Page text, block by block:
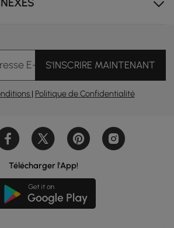
permet d'économiser de
rangement.
E-mailS'INSCRIRE MAINTENANT
| Politique de Confidentialité
Télécharger l'App!